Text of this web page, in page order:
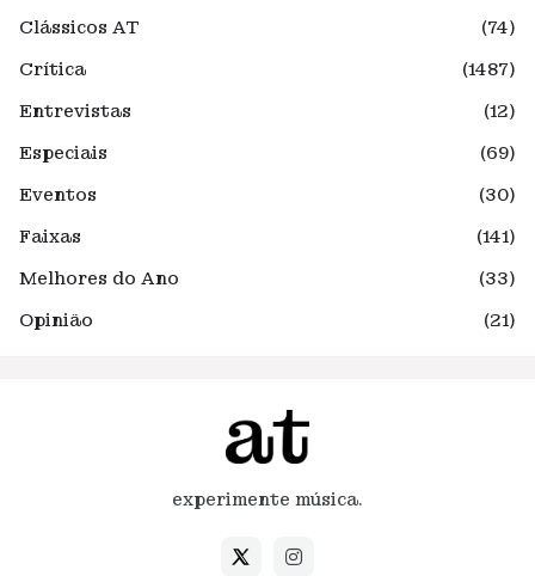
Clássicos AT
(74)
Crítica
(1487)
Entrevistas
(12)
Especiais
(69)
Eventos
(30)
Faixas
(141)
Melhores do Ano
(33)
Opinião
(21)
experimente música.